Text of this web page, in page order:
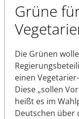
Grüne
Die Grünen
einen
Diese „sollen
heißt es im
Deutschen über